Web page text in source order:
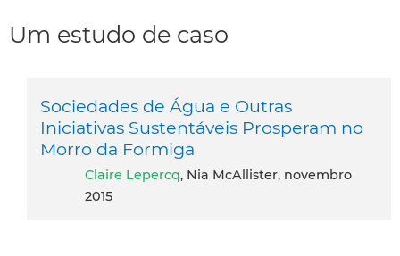
Um estudo de caso
Sociedades de Água e Outras
Iniciativas Sustentáveis Prosperam no
Morro da Formiga
Claire Lepercq, Nia McAllister, novembro
2015